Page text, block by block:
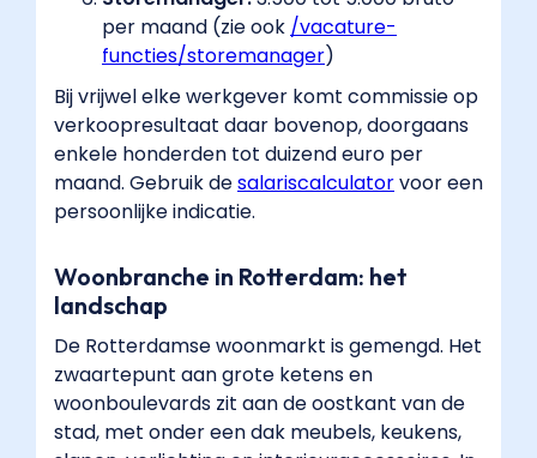
per maand (zie ook /vacature-
functies/storemanager​)
Bij vrijwel elke werkgever komt commissie op
verkoopresultaat daar bovenop, doorgaans
enkele honderden tot duizend euro per
maand. Gebruik desalariscalculator​ voor een
persoonlijke indicatie.
Woonbranche in Rotterdam: het
landschap
De Rotterdamse woonmarkt is gemengd. Het
zwaartepunt aan grote ketens en
woonboulevards zit aan de oostkant van de
stad, met onder een dak meubels, keukens,